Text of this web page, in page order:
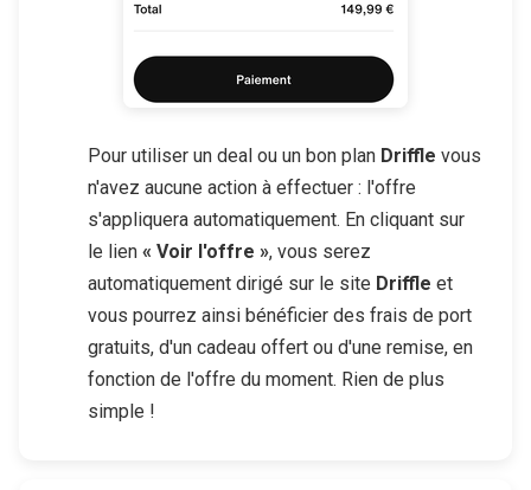
Pour utiliser un deal ou un bon plan Driffle vous
n'avez aucune action à effectuer : l'offre
s'appliquera automatiquement. En cliquant sur
le lien « Voir l'offre », vous serez
automatiquement dirigé sur le site Driffle et
vous pourrez ainsi bénéficier des frais de port
gratuits, d'un cadeau offert ou d'une remise, en
fonction de l'offre du moment. Rien de plus
simple !